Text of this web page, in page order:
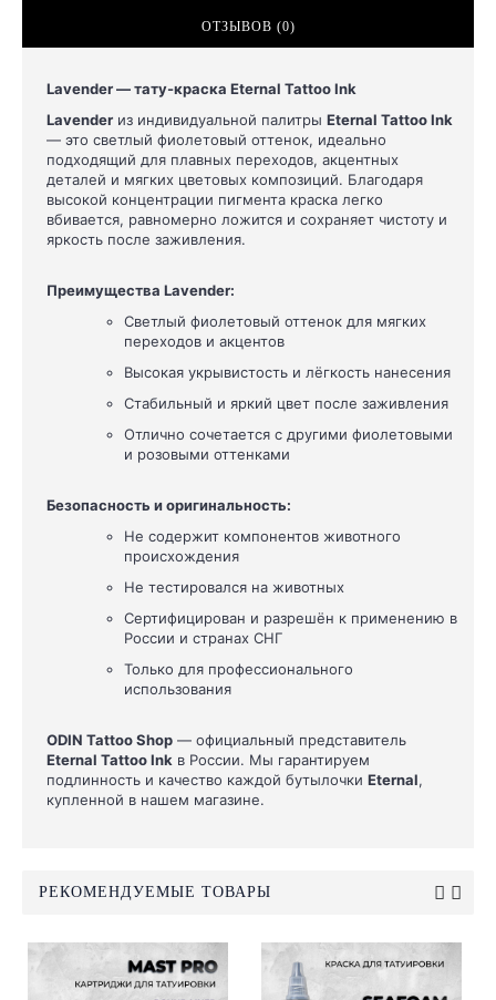
ОТЗЫВОВ (0)
Lavender — тату-краска Eternal Tattoo Ink
Lavender из индивидуальной палитры Eternal Tattoo Ink
— это светлый фиолетовый оттенок, идеально
подходящий для плавных переходов, акцентных
деталей и мягких цветовых композиций. Благодаря
высокой концентрации пигмента краска легко
вбивается, равномерно ложится и сохраняет чистоту и
яркость после заживления.
Преимущества Lavender:
Светлый фиолетовый оттенок для мягких
переходов и акцентов
Высокая укрывистость и лёгкость нанесения
Стабильный и яркий цвет после заживления
Отлично сочетается с другими фиолетовыми
и розовыми оттенками
Безопасность и оригинальность:
Не содержит компонентов животного
происхождения
Не тестировался на животных
Сертифицирован и разрешён к применению в
России и странах СНГ
Только для профессионального
использования
ODIN Tattoo Shop — официальный представитель
Eternal Tattoo Ink в России. Мы гарантируем
подлинность и качество каждой бутылочки Eternal,
купленной в нашем магазине.
РЕКОМЕНДУЕМЫЕ ТОВАРЫ